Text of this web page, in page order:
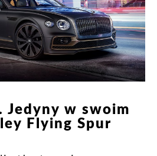
Jedyny w swoim
Flying Spur